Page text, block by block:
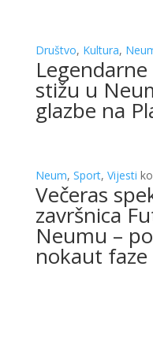
Društvo, Kultura,
stižu u
glazbe na
Neum, Sport, Vijesti
Večeras
završnica
Neumu –
nokaut faze